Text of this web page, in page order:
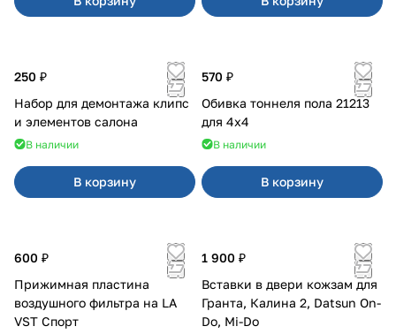
250 ₽
Набор для демонтажа клипс
и элементов салона
В наличии
В корзину
570 ₽
Обивка тоннеля пола 21213
для 4x4
В наличии
В корзину
600 ₽
Прижимная пластина
воздушного фильтра на LA
VST Спорт
1 900 ₽
Вставки в двери кожзам для
Гранта, Калина 2, Datsun On-
Do, Mi-Do